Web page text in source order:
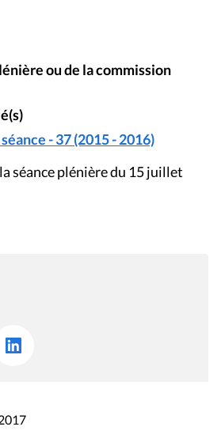
ou de la commission
- 37 (2015 - 2016)
séance plénière du 15 juillet